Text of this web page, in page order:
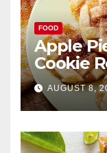
FOOD
Apple
Cookie
AUGUST 8,